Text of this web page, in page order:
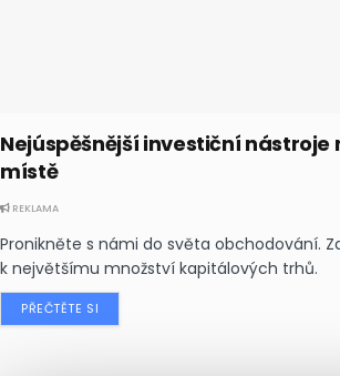
Nejúspěšnější investiční nástroje
místě
REKLAMA
Pronikněte s námi do světa obchodování.
k největšímu množství kapitálových trhů.
PŘEČTĚTE SI